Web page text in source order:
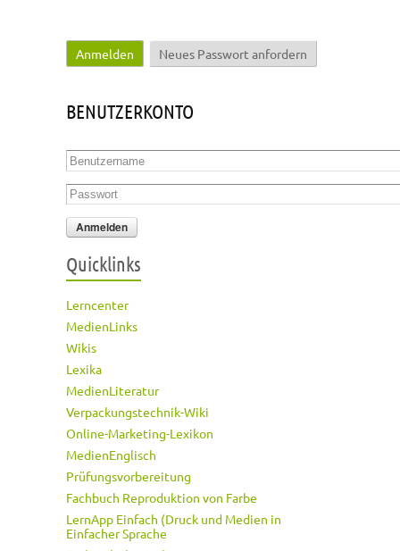
Haupt-Reiter
Anmelden (aktiver Reiter)
Neues Passwort anfordern
BENUTZERKONTO
Benutzername
Passwort
Quicklinks
Lerncenter
MedienLinks
Wikis
Lexika
MedienLiteratur
Verpackungstechnik-Wiki
Online-Marketing-Lexikon
MedienEnglisch
Prüfungsvorbereitung
Fachbuch Reproduktion von Farbe
LernApp Einfach (Druck und Medien in
Einfacher Sprache